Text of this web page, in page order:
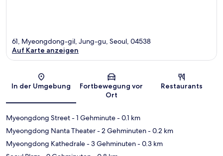
Karte
61, Myeongdong-gil, Jung-gu, Seoul, 04538
Auf Karte anzeigen
In der Umgebung
Fortbewegung vor
Ort
Restaurants
Myeongdong Street- 1 Gehminute- 0.1 km
Myeongdong Nanta Theater- 2 Gehminuten- 0.2 km
Myeongdong Kathedrale- 3 Gehminuten- 0.3 km